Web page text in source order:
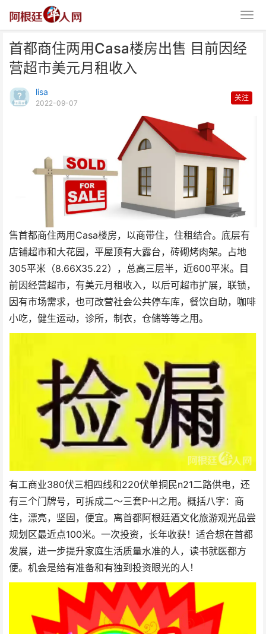
首都商住两用Casa楼房出售 目前因经
营超市美元月租收入
lisa
2022-09-07
关注
售首都商住两用Casa楼房，以商带住，住租结合。底层有
店铺超市和大花园，平屋顶有大露台，砖砌烤肉架。占地
305平米（8.66X35.22），总高三层半，近600平米。目
前因经营超市，有美元月租收入，以后可超市扩展，联锁，
因有市场需求，也可改营社会公共停车库，餐饮自助，咖啡
小吃，健生运动，诊所，制衣，仓储等等之用。
有工商业380伏三相四线和220伏单挏民n21二路供电，还
有三个门牌号，可拆成二～三套P-H之用。概括八字：商
住，漂亮，坚固，便宜。离首都阿根廷酒文化旅游观光品尝
规划区最近点100米。一次投资，长年收获！适合想在首都
发展，进一步提升家庭生活质量水准的人，读书就医都方
便。机会是给有准备和有独到投资眼光的人！
首都商住两用Casa楼房出售 目前
因经营超市美元月